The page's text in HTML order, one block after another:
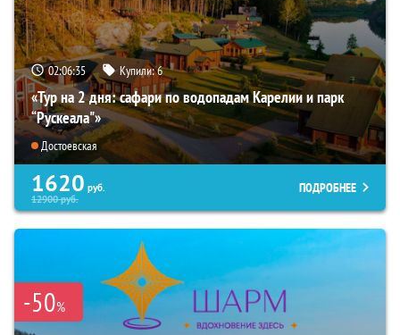
02:06:34 Купили:6
«Тур на 2 дня: сафари по водопадам Карелии и парк
“Рускеала"»
Достоевская
1620 руб.
12900руб.
ПОДРОБНЕЕ
-50%